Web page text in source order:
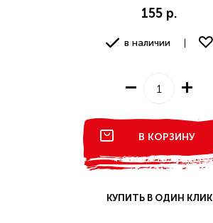
155 р.
в наличии
В КОРЗИНУ
КУПИТЬ В ОДИН КЛИК